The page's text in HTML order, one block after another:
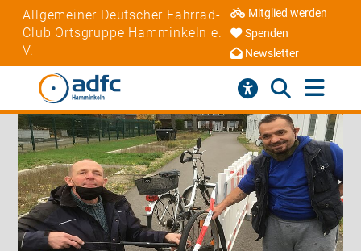
Allgemeiner Deutscher Fahrrad-
Club Ortsgruppe Hamminkeln e.
V.
Mitglied werden
Spenden
Newsletter